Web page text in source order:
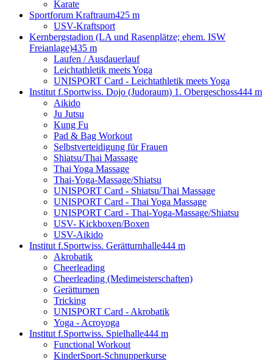
Karate
Sportforum Kraftraum425 m
USV-Kraftsport
Kernbergstadion (LA und Rasenplätze; ehem. ISW
Freianlage)435 m
Laufen / Ausdauerlauf
Leichtathletik meets Yoga
UNISPORT Card - Leichtathletik meets Yoga
Institut f.Sportwiss. Dojo (Judoraum) 1. Obergeschoss444 m
Aikido
Ju Jutsu
Kung Fu
Pad & Bag Workout
Selbstverteidigung für Frauen
Shiatsu/Thai Massage
Thai Yoga Massage
Thai-Yoga-Massage/Shiatsu
UNISPORT Card - Shiatsu/Thai Massage
UNISPORT Card - Thai Yoga Massage
UNISPORT Card - Thai-Yoga-Massage/Shiatsu
USV- Kickboxen/Boxen
USV-Aikido
Institut f.Sportwiss. Gerätturnhalle444 m
Akrobatik
Cheerleading
Cheerleading (Medimeisterschaften)
Gerätturnen
Tricking
UNISPORT Card - Akrobatik
Yoga - Acroyoga
Institut f.Sportwiss. Spielhalle444 m
Functional Workout
KinderSport-Schnupperkurse